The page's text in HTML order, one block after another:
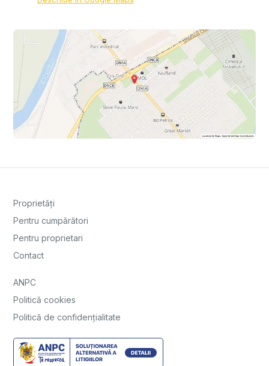
Proprietăți
Pentru cumpărători
Pentru proprietari
Contact
ANPC
Politică cookies
Politică de confidențialitate